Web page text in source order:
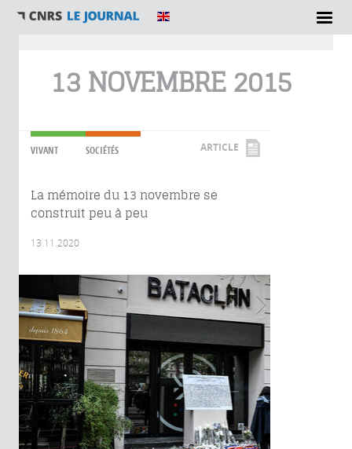
13 NOVEMBRE 2015
VIVANT SOCIÉTÉS ARTICLE
La mémoire du 13 novembre se
construit peu à peu
13.11.2020